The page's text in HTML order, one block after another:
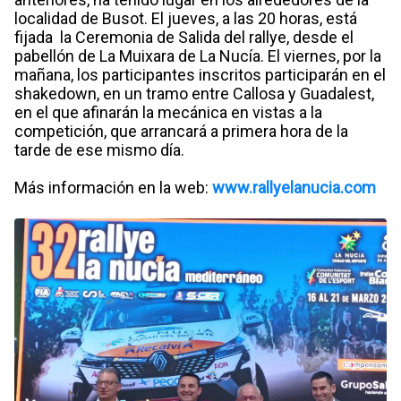
localidad de Busot. El jueves, a las 20 horas, está
fijada la Ceremonia de Salida del rallye, desde el
pabellón de La Muixara de La Nucía. El viernes, por la
mañana, los participantes inscritos participarán en el
shakedown, en un tramo entre Callosa y Guadalest,
en el que afinarán la mecánica en vistas a la
competición, que arrancará a primera hora de la
tarde de ese mismo día.
Más información en la web: www.rallyelanucia.com